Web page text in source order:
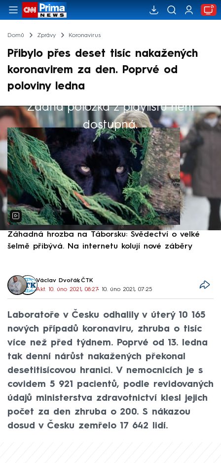
Domů Zprávy Koronavirus
Přibylo přes deset tisíc nakažených
koronavirem za den. Poprvé od
poloviny ledna
Žádná položka z playlistu není
dostupná.
Výběr redakce
Záhadná hrozba na Táborsku: Svědectví o velké
šelmě přibývá. Na internetu kolují nové záběry
Václav Dvořák, ČTK
Akt. 10. úno 2021, 08:27• 10. úno 2021, 07:25
Laboratoře v Česku odhalily v úterý 10 165
nových případů koronaviru, zhruba o tisíc
více než před týdnem. Poprvé od 13. ledna
tak denní nárůst nakažených překonal
desetitisícovou hranici. V nemocnicích je s
covidem 5 921 pacientů, podle revidovaných
údajů ministerstva zdravotnictví klesl jejich
počet za den zhruba o 200. S nákazou
dosud v Česku zemřelo 17 642 lidí.